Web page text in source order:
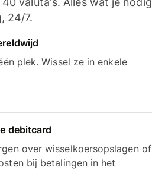
24/7.
plek. Wissel ze in enkele
debitcard
over wisselkoersopslagen of
bij betalingen in het